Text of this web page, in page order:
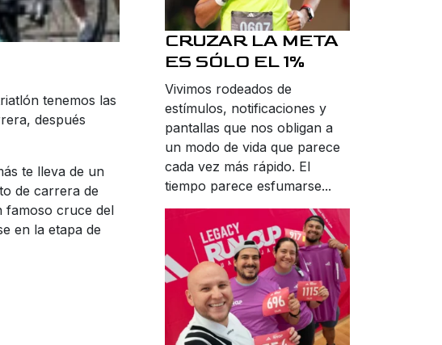
tenemos las
después
te lleva de un
de carrera de
famoso cruce del
en la etapa de
CRUZAR LA META
ES SÓLO EL 1%
Vivimos rodeados de
estímulos, notificaciones y
pantallas que nos obligan a
un modo de vida que parece
cada vez más rápido. El
tiempo parece esfumarse...